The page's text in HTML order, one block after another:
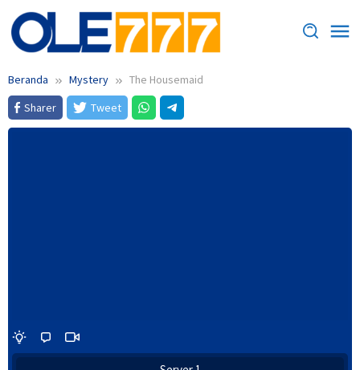
Loncat
ke
konten
Beranda Mystery
The Housemaid
Sharer
Tweet